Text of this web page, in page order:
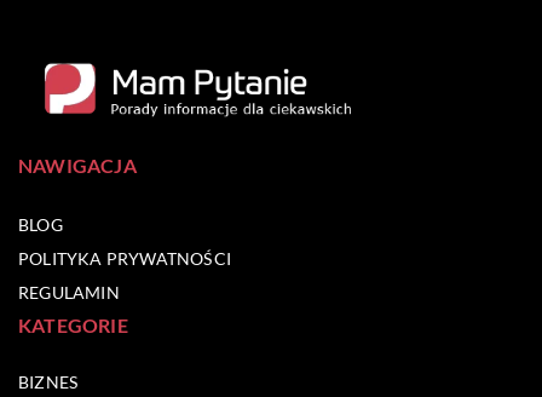
NAWIGACJA
BLOG
POLITYKA PRYWATNOŚCI
REGULAMIN
KATEGORIE
BIZNES